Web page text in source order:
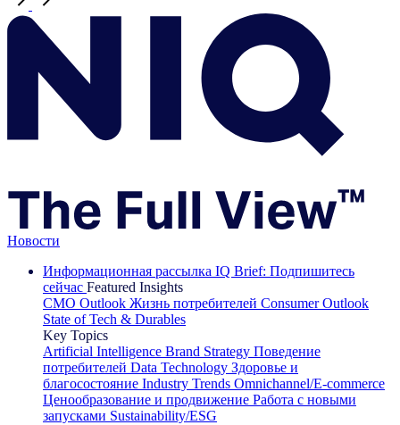
Новости
Информационная рассылка IQ Brief: Подпишитесь
сейчас Featured Insights
CMO Outlook Жизнь потребителей Consumer Outlook
State of Tech & Durables
Key Topics
Artificial Intelligence Brand Strategy Поведение
потребителей Data Technology Здоровье и
благосостояние Industry Trends Omnichannel/E-commerce
Ценообразование и продвижение Работа с новыми
запусками Sustainability/ESG